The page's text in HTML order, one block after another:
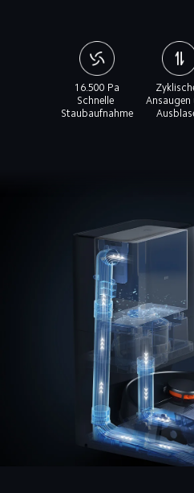
16.500 Pa
Schnelle
Staubaufnahme
Ansaugen